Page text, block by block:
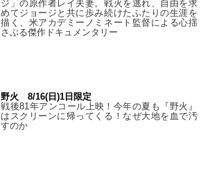
ジ」の原作者レイ夫妻。戦火を逃れ、自由を求
めてジョージと共に歩み続けたふたりの生涯を
描く、米アカデミーノミネート監督による心揺
さぶる傑作ドキュメンタリー
野火 8/16(日)1日限定
戦後81年アンコール上映！今年の夏も『野火』
はスクリーンに帰ってくる！なぜ大地を血で汚
すのか